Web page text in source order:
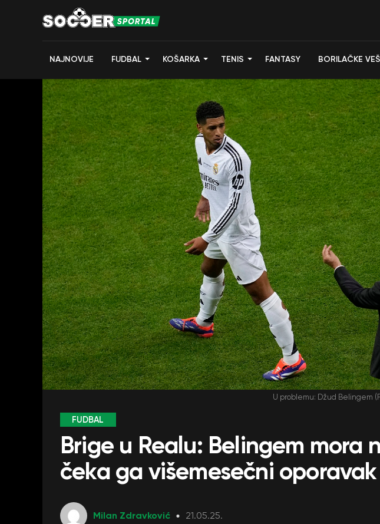
NAJNOVIJE FUDBAL KOŠARKA TENIS FANTASY BORILAČKE
U problemu: Džud Belingem
FUDBAL
Brige u Realu: Belingem mora
čeka ga višemesečni oporavak
Milan Zdravković 21.05.25.